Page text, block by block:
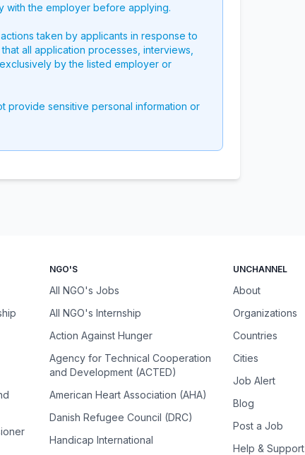
with the employer before applying.
taken by applicants in response to
all application processes, interviews,
by the listed employer or
provide sensitive personal information or
NGO'S
All NGO's Jobs
All NGO's Internship
Action Against Hunger
Agency for Technical Cooperation
and Development (ACTED)
American Heart Association (AHA)
Danish Refugee Council (DRC)
Handicap International
UNCHANNEL
About
Organizations
Countries
Cities
Job Alert
Blog
Post a Job
Help & Support